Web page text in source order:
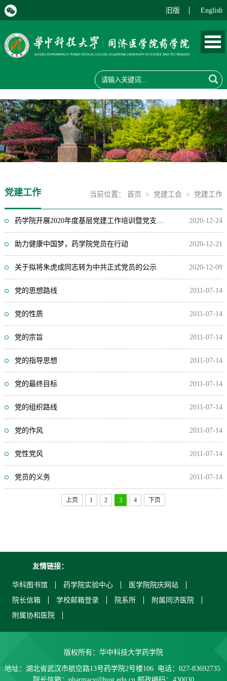
旧版 English
党建工作 当前位置：首页 > 党建工会 > 党建工作
药学院开展2020年度基层党建工作培训暨党支书年终述职大会 2020-12-24
助力健康中国梦，药学院党员在行动 2020-12-21
关于拟将朱虎成同志转为中共正式党员的公示 2020-12-09
党的思想路线 2011-07-14
党的性质 2011-07-14
党的宗旨 2011-07-14
党的指导思想 2011-07-14
党的最终目标 2011-07-14
党的组织路线 2011-07-14
党的作风 2011-07-14
党性党风 2011-07-14
党员的义务 2011-07-14
上页 1 2 3 4 下页
友情链接：
华科图书馆 药学院实验中心
医学院院庆网站
院长信箱
学校邮箱登录 院系所
附属同济医院
附属协和医院
版权所有：华中科技大学药学院
地址：湖北省武汉市航空路13号药学院2号楼106 电话：027-83692735